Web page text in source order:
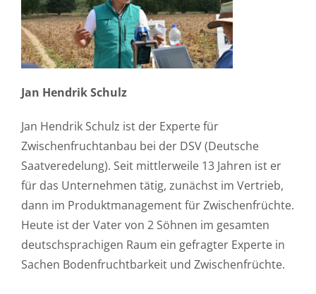
Jan Hendrik Schulz
Jan Hendrik Schulz ist der Experte für
Zwischenfruchtanbau bei der DSV (Deutsche
Saatveredelung). Seit mittlerweile 13 Jahren ist er
für das Unternehmen tätig, zunächst im Vertrieb,
dann im Produktmanagement für Zwischenfrüchte.
Heute ist der Vater von 2 Söhnen im gesamten
deutschsprachigen Raum ein gefragter Experte in
Sachen Bodenfruchtbarkeit und Zwischenfrüchte.